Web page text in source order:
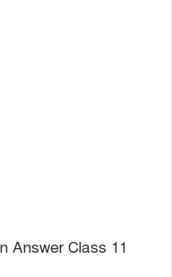
Answer Class 11